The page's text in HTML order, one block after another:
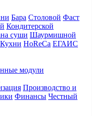
Бара Столовой Фаст
Кондитерской
суши Шаурмишной
Кухни HoReCa ЕГАИС
модули
Производство и
Финансы Честный